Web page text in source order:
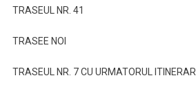
TRASEUL NR. 41
TRASEE NOI
TRASEUL NR. 7 CU URMATORUL ITINERAR